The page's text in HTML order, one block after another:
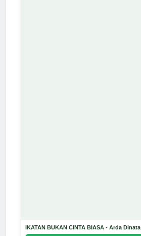
IKATAN BUKAN CINTA BIASA - Arda Dinata